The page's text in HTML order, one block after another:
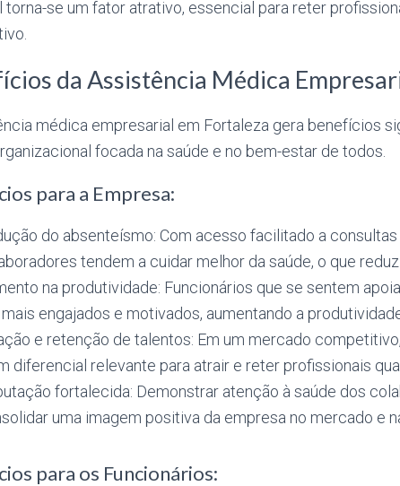
torna-se um fator atrativo, essencial para reter
da Assistência Médica
médica empresarial em Fortaleza gera benefícios
focada na saúde e no bem-estar de todos.
para a Empresa:
do absenteísmo: Com acesso facilitado a
tendem a cuidar melhor da saúde, o que
na produtividade: Funcionários que se sentem
engajados e motivados, aumentando a
e retenção de talentos: Em um mercado
diferencial relevante para atrair e reter profissionais
fortalecida: Demonstrar atenção à saúde dos
uma imagem positiva da empresa no mercado e
para os Funcionários: